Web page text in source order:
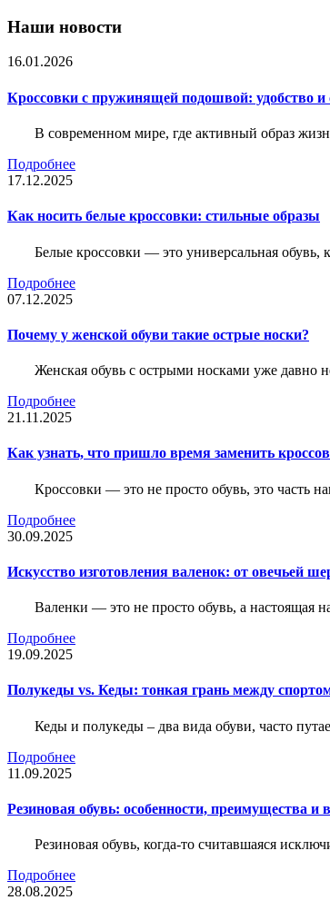
Наши новости
16.01.2026
Кроссовки с пружинящей подошвой: удобство
В современном мире, где активный образ
Подробнее
17.12.2025
Как носить белые кроссовки: стильные образы
Белые кроссовки — это универсальная обувь,
Подробнее
07.12.2025
Почему у женской обуви такие острые носки?
Женская обувь с острыми носками уже давно
Подробнее
21.11.2025
Как узнать, что пришло время заменить
Кроссовки — это не просто обувь, это часть
Подробнее
30.09.2025
Искусство изготовления валенок: от овечьей
Валенки — это не просто обувь, а настоящая
Подробнее
19.09.2025
Полукеды vs. Кеды: тонкая грань между
Кеды и полукеды – два вида обуви, часто
Подробнее
11.09.2025
Резиновая обувь: особенности, преимущества и
Резиновая обувь, когда-то считавшаяся
Подробнее
28.08.2025